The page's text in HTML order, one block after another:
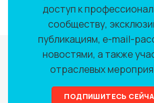
доступ к
сообществу,
публикациям, e-mail-
новостями, а также
отраслевых
ПОДПИШИТЕСЬ